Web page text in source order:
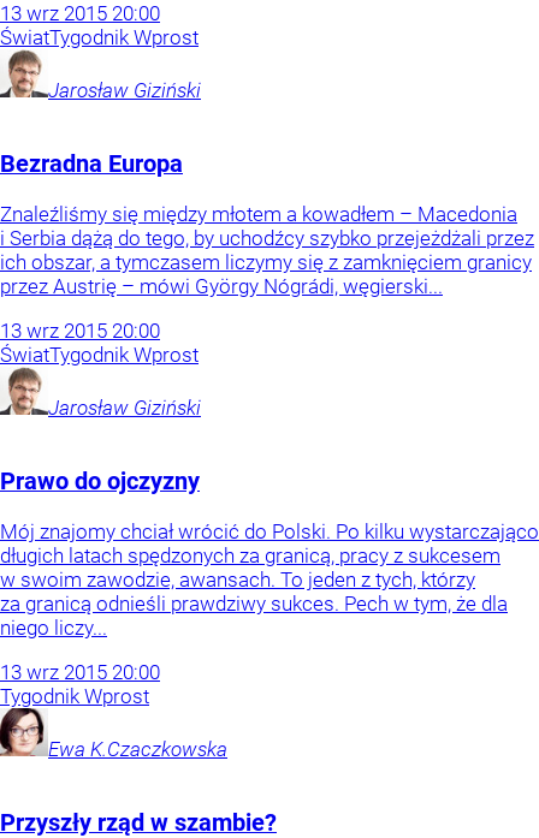
13 wrz 2015 20:00
ŚwiatTygodnik Wprost
Jarosław Giziński
Bezradna Europa
Znaleźliśmy się między młotem a kowadłem – Macedonia
i Serbia dążą do tego, by uchodźcy szybko przejeżdżali przez
ich obszar, a tymczasem liczymy się z zamknięciem granicy
przez Austrię – mówi György Nógrádi, węgierski...
13 wrz 2015 20:00
ŚwiatTygodnik Wprost
Jarosław Giziński
Prawo do ojczyzny
Mój znajomy chciał wrócić do Polski. Po kilku wystarczająco
długich latach spędzonych za granicą, pracy z sukcesem
w swoim zawodzie, awansach. To jeden z tych, którzy
za granicą odnieśli prawdziwy sukces. Pech w tym, że dla
niego liczy...
13 wrz 2015 20:00
Tygodnik Wprost
Ewa K.Czaczkowska
Przyszły rząd w szambie?